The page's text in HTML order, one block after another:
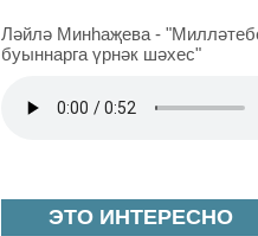
ЭТО ИНТЕРЕСНО
Ләйлә Минһаҗева -
буыннарга үрнәк шәхес"